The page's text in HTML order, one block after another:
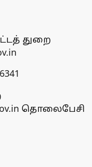
துறை
தொலைபேசி